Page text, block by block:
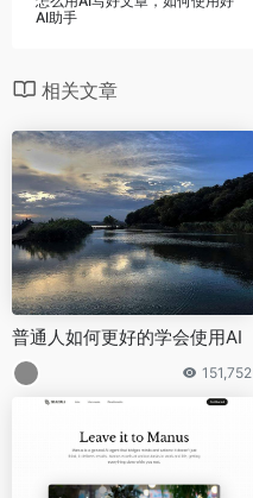
AI助手
相关文章
普通人如何更好的学会使用AI
151,752